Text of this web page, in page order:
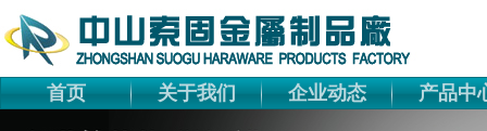
首页 关于我们 企业动态 产品中